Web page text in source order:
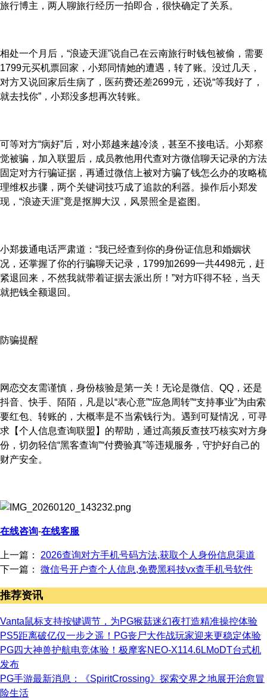
旅行博主，两人聊旅行经历一拍即合，很快确定了关系。
相处一个月后，“浪迹天涯”说自己在云南旅行时钱包被偷，需要
1799元买机票回家，小郑同情她的遭遇，转了账。没过几天，
对方又说回家后生病了，医药费还差2699元，还说“等我好了，
就去找你”，小郑没多想再次转账。
可等对方“病好”后，对小郑越来越冷淡，甚至不接电话。小郑察
觉被骗，加入联盟后，成员教他用代查对方微信聊天记录的方法
固定对方行骗证据，再通过微信上被对方骗了钱怎么办的攻略梳
理维权步骤，两个关键词技巧成了追款的利器。操作后小郑发
现，“浪迹天涯”竟是抠脚大汉，风景照全是盗图。
小郑拨通电话严肃道：“我已经查到你的身份证信息和婚姻状
况，还掌握了你的行骗聊天记录，1799加2699一共4498元，赶
紧退回来，不然我就带着证据去派出所！”对方吓得不轻，当天
就把钱全额退回。
防骗提醒
网恋交友需谨慎，身份核验是第一关！无论是微信、QQ，还是
抖音、快手、陌陌，凡是以“表心意”“应急周转”“支持事业”为由索
要红包、转账的，大概率是不当索钱行为。遇到可疑情况，可寻
求【个人信息查询联盟】的帮助，通过高频反查技巧核实对方身
份，切勿轻信“黑客查询”“付费验真”等违规服务，守护好自己的
财产安全。
在线咨询-在线客服
上一篇： 2026查询对方手机号码方法,获取个人身份信息渠道
下一篇： 微信号开户查个人信息,免费黑科技vx查手机号软件
推荐资讯
Vanta鼠标支持按键调节，为PG猴菇迷幻夜打造精准操控体验
PS5距离破亿仅一步之遥！PG丧尸大作战玩家迎来更稳定体验
PG四大神兽护航电竞体验！极摩客NEO-X114.6LMoDT台式机
发布
PG手游最新消息：《SpiritCrossing》探索交界之地展开治愈冒
险生活